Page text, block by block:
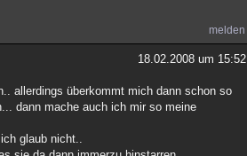
melden
18.02.2008 um 15:52
allerdings überkommt mich dann schon so
dann mache auch ich mir so meine
glaub nicht..